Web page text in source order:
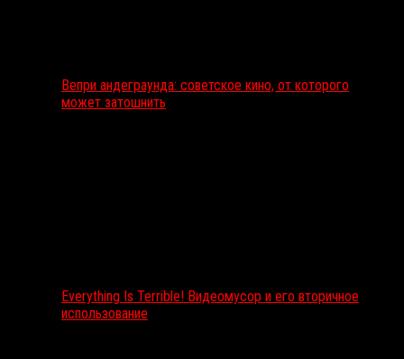
Вепри андеграунда: советское кино, от которого
может затошнить
Everything Is Terrible! Видеомусор и его вторичное
использование